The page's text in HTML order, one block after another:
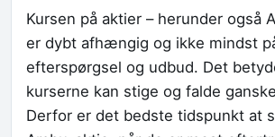
Kursen på aktier – herunder også
er dybt afhængig og ikke mindst
efterspørgsel og udbud. Det
kurserne kan stige og falde
Derfor er det bedste tidspunkt at